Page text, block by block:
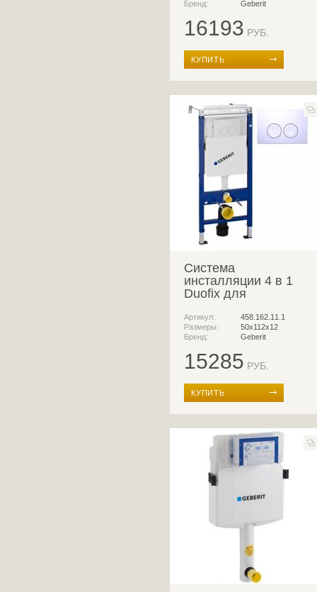
Бренд:
Geberit
16193 РУБ.
КУПИТЬ
Система
инсталляции 4 в 1
Duofix для
с кнопкой смыва
Артикул:
458.162.11.1
Размеры:
50x112x12
Бренд:
Geberit
15285 РУБ.
КУПИТЬ